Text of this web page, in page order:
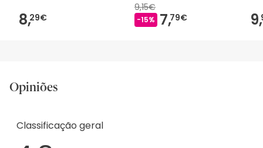
8,29€
9,15€
-15% 7,79€ 9,
Opiniões
Classificação geral